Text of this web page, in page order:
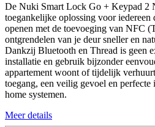
De Nuki Smart Lock Go + Keypad 2
toegankelijke oplossing voor
openen met de toevoeging van NFC
ontgrendelen van je deur sneller en
Dankzij Bluetooth en Thread is geen
installatie en gebruik bijzonder
appartement woont of tijdelijk
toegang, een veilig gevoel en perfecte
home systemen.
Meer details